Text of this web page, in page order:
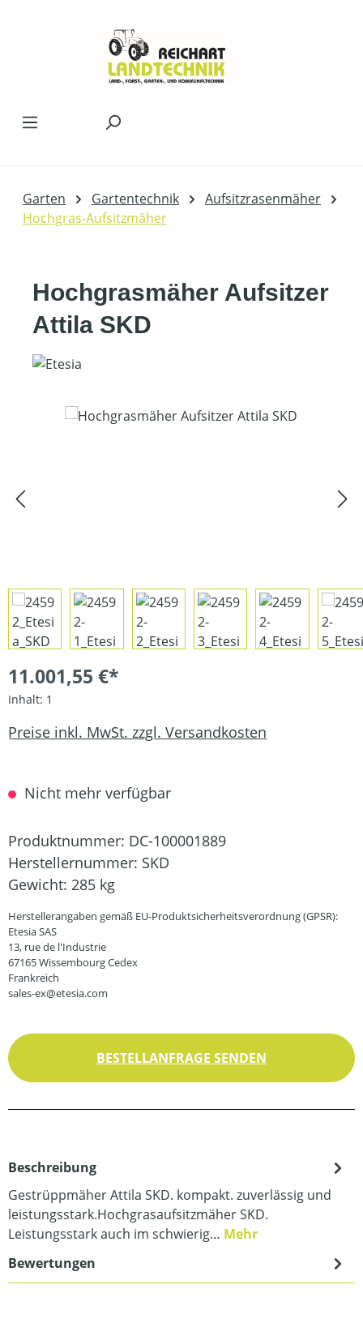
Garten Gartentechnik
Aufsitzrasenmäher
Hochgras-Aufsitzmäher
Hochgrasmäher Aufsitzer
Attila SKD
Bildergalerie überspringen
11.001,55 €*
Inhalt: 1
Preise inkl. MwSt. zzgl. Versandkosten
Nicht mehr verfügbar
Produktnummer: DC-100001889
Herstellernummer: SKD
Gewicht: 285 kg
Herstellerangaben gemäß EU-Produktsicherheitsverordnung (GPSR):
Etesia SAS
13, rue de l'Industrie
67165 Wissembourg Cedex
Frankreich
sales-ex@etesia.com
BESTELLANFRAGE SENDEN
Beschreibung
Gestrüppmäher Attila SKD. kompakt. zuverlässig und
leistungsstark.Hochgrasaufsitzmäher SKD.
Leistungsstark auch im schwierig… Mehr
Bewertungen